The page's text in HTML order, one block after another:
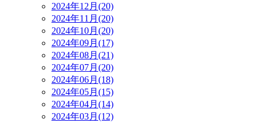
2024年12月(20)
2024年11月(20)
2024年10月(20)
2024年09月(17)
2024年08月(21)
2024年07月(20)
2024年06月(18)
2024年05月(15)
2024年04月(14)
2024年03月(12)